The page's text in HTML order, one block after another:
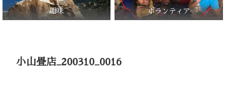
趣味 ボランティア
小山畳店_200310_0016